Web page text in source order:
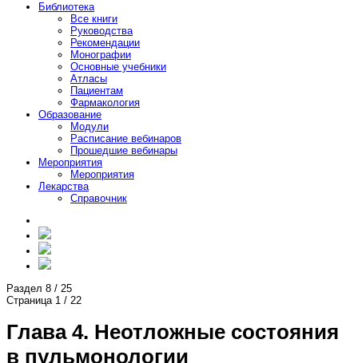
Библиотека
Все книги
Руководства
Рекомендации
Монографии
Основные учебники
Атласы
Пациентам
Фармакология
Образование
Модули
Расписание вебинаров
Прошедшие вебинары
Мероприятия
Мероприятия
Лекарства
Справочник
Раздел 8 / 25
Страница 1 / 22
Глава 4. Неотложные состояния
в пульмонологии